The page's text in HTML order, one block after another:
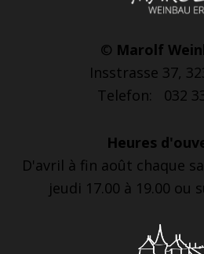
© Marolf
Insstrasse 37,
Telefon: 032
Heures
D'avril à fin août chaque
jeudi 17.00 à 19.00 ou